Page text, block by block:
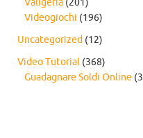
Valigeria (201)
Videogiochi (196)
Uncategorized (12)
Video Tutorial (368)
Guadagnare Soldi Online